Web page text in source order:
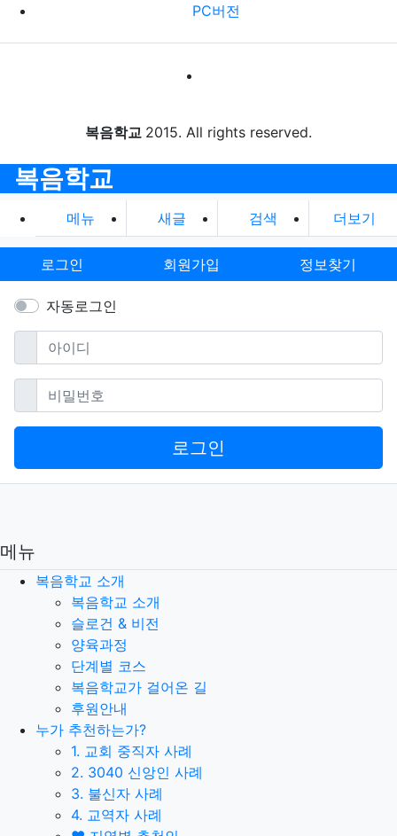
PC버전
복음학교 2015. All rights reserved.
복음학교
메뉴 새글 검색 더보기
로그인 회원가입 정보찾기
자동로그인
아이디필수
비밀번호필수
로그인
메뉴
복음학교 소개
복음학교 소개
슬로건 & 비전
양육과정
단계별 코스
복음학교가 걸어온 길
후원안내
누가 추천하는가?
1. 교회 중직자 사례
2. 3040 신앙인 사례
3. 불신자 사례
4. 교역자 사례